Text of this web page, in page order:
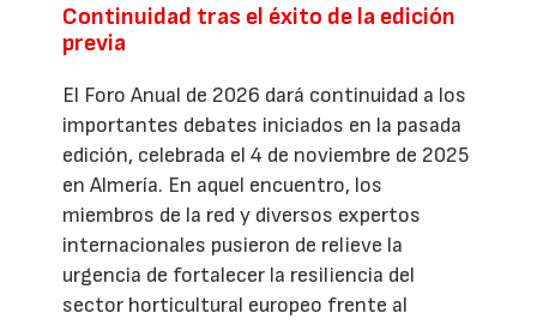
Continuidad tras el éxito de la edición
previa
El Foro Anual de 2026 dará continuidad a los
importantes debates iniciados en la pasada
edición, celebrada el 4 de noviembre de 2025
en Almería. En aquel encuentro, los
miembros de la red y diversos expertos
internacionales pusieron de relieve la
urgencia de fortalecer la resiliencia del
sector horticultural europeo frente al